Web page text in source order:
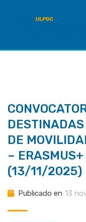
DE
–
(13/11/2025)
Publicado en 13